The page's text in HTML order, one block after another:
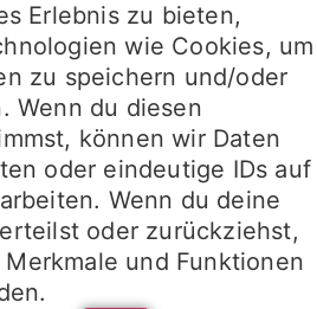
Erlebnis zu bieten,
wie Cookies, um
zu speichern und/oder
Wenn du diesen
können wir Daten
oder eindeutige IDs auf
Wenn du deine
oder zurückziehst,
und Funktionen